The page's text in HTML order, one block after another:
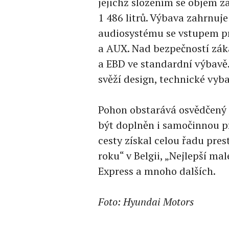
1 486 litrů. Výbava
audiosystému se vstupem
a AUX. Nad bezpečností
a EBD ve standardní
svěží design, technické
Pohon obstarává
být doplněn i samočinnou
cesty získal celou řadu
roku“ v Belgii, „Nejlepší
Express a mnoho dalších.
Foto: Hyundai Motors